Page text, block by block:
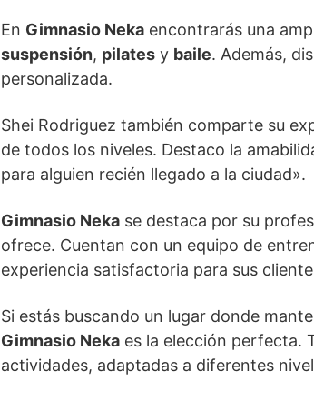
En Gimnasio Neka encontrarás una
suspensión, pilates y baile. Además,
personalizada.
Shei Rodriguez también comparte su
de todos los niveles. Destaco la
para alguien recién llegado a la ciudad».
Gimnasio Neka se destaca por su
ofrece. Cuentan con un equipo de
experiencia satisfactoria para sus
Si estás buscando un lugar donde
Gimnasio Neka es la elección perfecta.
actividades, adaptadas a diferentes